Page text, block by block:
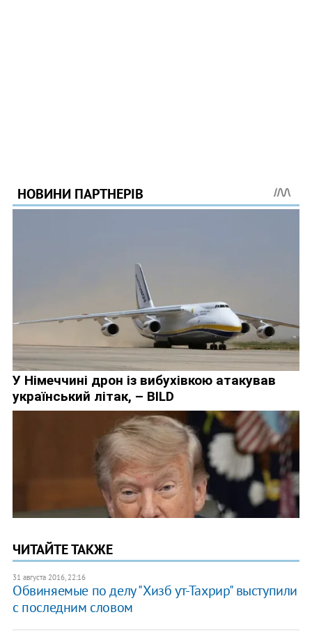
ЧИТАЙТЕ ТАКЖЕ
31 августа 2016, 22:16
Обвиняемые по делу "Хизб ут-Тахрир" выступили
с последним словом